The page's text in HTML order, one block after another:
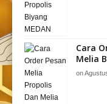
Cara
Melia
on